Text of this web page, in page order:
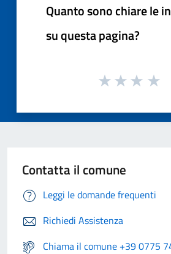
Quanto sono chiare le
su questa pagina?
Contatta il comune
Leggi le domande frequenti
Richiedi Assistenza
Chiama il comune +39 0775